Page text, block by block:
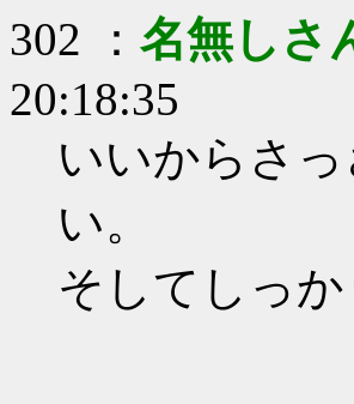
302 ： 名無しさ
20:18:35
いいからさ
い。
そしてしっ